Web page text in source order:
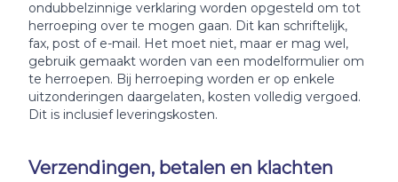
ondubbelzinnige verklaring worden opgesteld om tot
herroeping over te mogen gaan. Dit kan schriftelijk,
fax, post of e-mail. Het moet niet, maar er mag wel,
gebruik gemaakt worden van een modelformulier om
te herroepen. Bij herroeping worden er op enkele
uitzonderingen daargelaten, kosten volledig vergoed.
Dit is inclusief leveringskosten.
Verzendingen, betalen en klachten